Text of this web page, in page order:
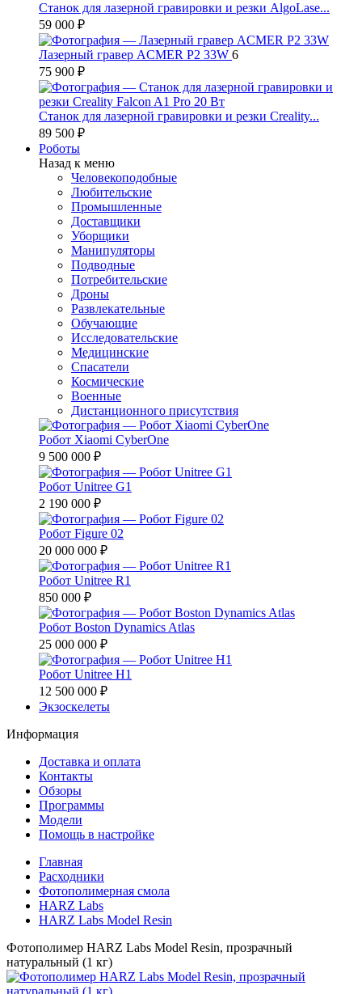
Станок для лазерной гравировки и резки AlgoLase...
59 000 ₽
Лазерный гравер ACMER P2 33W 6
75 900 ₽
Станок для лазерной гравировки и резки Creality...
89 500 ₽
Роботы
Назад к меню
Человекоподобные
Любительские
Промышленные
Доставщики
Уборщики
Манипуляторы
Подводные
Потребительские
Дроны
Развлекательные
Обучающие
Исследовательские
Медицинские
Спасатели
Космические
Военные
Дистанционного присутствия
Робот Xiaomi CyberOne
9 500 000 ₽
Робот Unitree G1
2 190 000 ₽
Робот Figure 02
20 000 000 ₽
Робот Unitree R1
850 000 ₽
Робот Boston Dynamics Atlas
25 000 000 ₽
Робот Unitree H1
12 500 000 ₽
Экзоскелеты
Информация
Доставка и оплата
Контакты
Обзоры
Программы
Модели
Помощь в настройке
Главная
Расходники
Фотополимерная смола
HARZ Labs
HARZ Labs Model Resin
Фотополимер HARZ Labs Model Resin, прозрачный
натуральный (1 кг)